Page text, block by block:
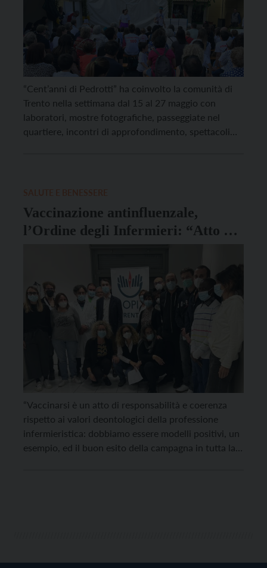
“Cent’anni di Pedrotti” ha coinvolto la comunità di
Trento nella settimana dal 15 al 27 maggio con
laboratori, mostre fotografiche, passeggiate nel
quartiere, incontri di approfondimento, spettacoli
Vaccinazione antinfluenzale,
l’Ordine degli Infermieri: “Atto di
responsabilità e coerenza con i
valori della professione”
“Vaccinarsi è un atto di responsabilità e coerenza
rispetto ai valori deontologici della professione
infermieristica: dobbiamo essere modelli positivi, un
esempio, ed il buon esito della campagna in tutta la